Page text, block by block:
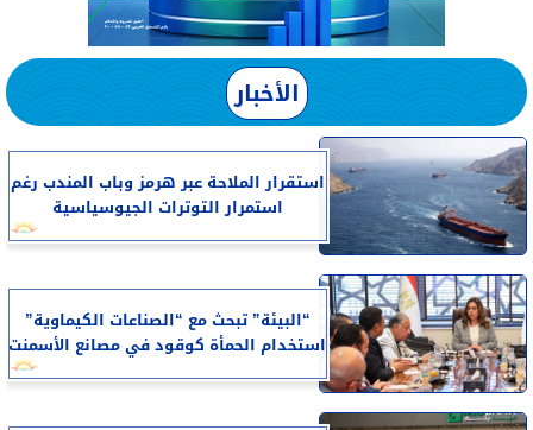
الأخبار
استقرار الملاحة عبر هرمز وباب المندب رغم
استمرار التوترات الجيوسياسية
“البيئة” تبحث مع “الصناعات الكيماوية”
استخدام الحمأة كوقود في مصانع الأسمنت